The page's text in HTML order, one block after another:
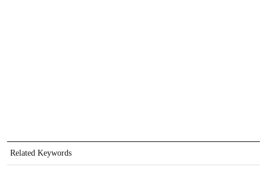
Related Keywords